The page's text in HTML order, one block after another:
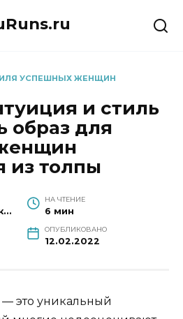
УСПЕШНЫХ ЖЕНЩИН
и стиль
образ для
из толпы
Владлена Софийская
НА ЧТЕНИЕ
6 мин
ОПУБЛИКОВАНО
12.02.2022
это уникальный